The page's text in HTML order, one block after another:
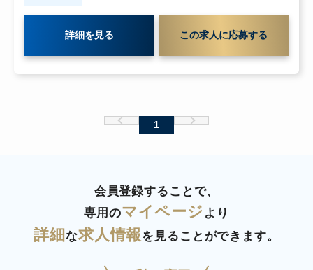
詳細を見る この求人に応募する
1
会員登録することで、
専用のマイページ より
詳細な求人情報を見ることができます。